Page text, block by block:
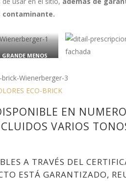
contaminante.
MENOS
ECO-BRICK
EN
VARIOS
A TRAVÉS DEL
ESTÁ GARANTIZADO,